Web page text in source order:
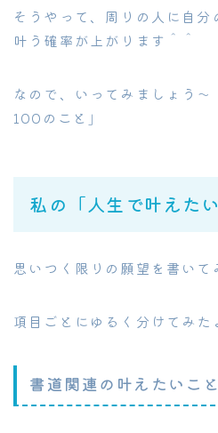
そうやって、周りの人に自分
叶う確率が上がります＾＾
なので、いってみましょう
100のこと」
私の「人生で叶えた
思いつく限りの願望を書いて
項目ごとにゆるく分けてみた
書道関連の叶えたいこと